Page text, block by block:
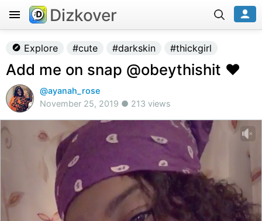
Dizkover
Explore #cute #darkskin #thickgirl
Add me on snap @obeythishit ❤️
@ayanah_rose
November 25, 2019 ● 213 views